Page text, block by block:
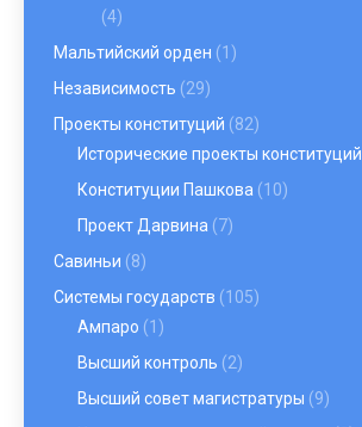
(4)
Мальтийский орден (1)
Независимость (29)
Проекты конституций (82)
Исторические проекты конституций
Конституции Пашкова (10)
Проект Дарвина (7)
Савиньи (8)
Системы государств (105)
Ампаро (1)
Высший контроль (2)
Высший совет магистратуры (9)